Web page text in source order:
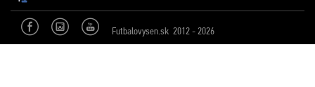
Futbalovysen.sk 2012 - 2026